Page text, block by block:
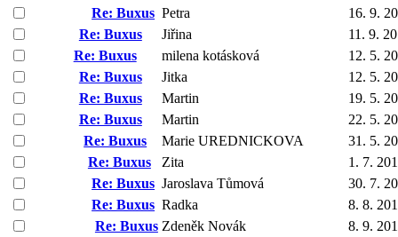
Re: Buxus Petra
16. 9.
Re: Buxus
Jiřina
11. 9.
Re: Buxus
milena kotásková
12. 5.
Re: Buxus
Jitka
12. 5.
Re: Buxus
Martin
19. 5.
Re: Buxus
Martin
22. 5.
Re: Buxus
Marie UREDNICKOVA
31. 5.
Re: Buxus
Zita
1. 7.
Re: Buxus Jaroslava Tůmová
30. 7.
Re: Buxus Radka
8. 8.
Re: Buxus Zdeněk Novák
8. 9.